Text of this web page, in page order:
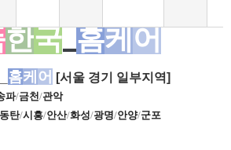
한국_홈케어
홈케 어 [서울 경기 일부지역]
파/금천/관악ㅡㅡㅡㅡㅡㅡㅡㅡㅡㅡ
탄/시흥/안산/화성/광명/안양/군포